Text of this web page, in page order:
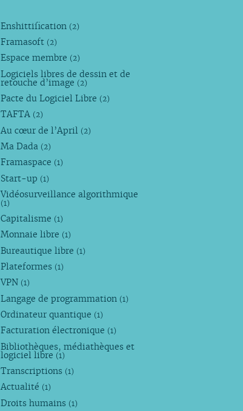
Enshittification (2)
Framasoft (2)
Espace membre (2)
Logiciels libres de dessin et de
retouche d’image (2)
Pacte du Logiciel Libre (2)
TAFTA (2)
Au cœur de l’April (2)
Ma Dada (2)
Framaspace (1)
Start-up (1)
Vidéosurveillance algorithmique
(1)
Capitalisme (1)
Monnaie libre (1)
Bureautique libre (1)
Plateformes (1)
VPN (1)
Langage de programmation (1)
Ordinateur quantique (1)
Facturation électronique (1)
Bibliothèques, médiathèques et
logiciel libre (1)
Transcriptions (1)
Actualité (1)
Droits humains (1)